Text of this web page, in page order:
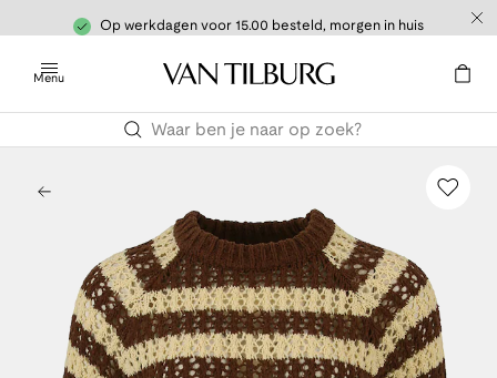
Op werkdagen voor 15.00 besteld, morgen in huis
Menu